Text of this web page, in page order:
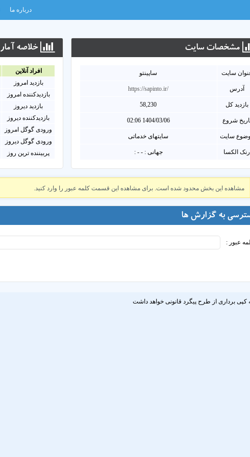
درباره ما
مشخصات سايت
سايت ساپینتو
آدرس https://sapinto.ir/
بازدید کل 58,230
شروع 1404/03/06 02:06
سایت سایتهای خدماتی
رنک الکسا جهانی : - - :
خلاصه آمار
افراد آنلاين
بازدید امروز
بازدیدکننده امروز
بازدید دیروز
بازدیدکننده دیروز
ورودی گوگل امروز
ورودی گوگل دیروز
پربیننده ترین روز
مشاهده این بخش محدود شده است. برای مشاهده این قسمت کلمه عبور را وارد کنید.
به گزارش ها
عبور :
برداری از طرح پیگرد قانونی خواهد داشت